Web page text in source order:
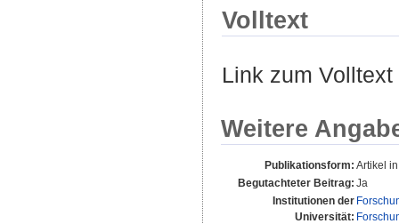
Volltext
Link zum
Weitere
Publikationsform: Artikel
Begutachteter Beitrag: Ja
Institutionen der
Universität: